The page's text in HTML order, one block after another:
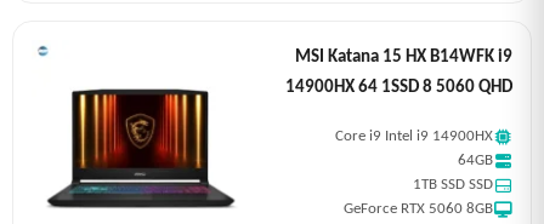
MSI Katana 15 HX B14WFK i9
14900HX 64 1SSD 8 5060 QHD
Core i9 Intel i9 14900HX
64GB
1TB SSD SSD
GeForce RTX 5060 8GB